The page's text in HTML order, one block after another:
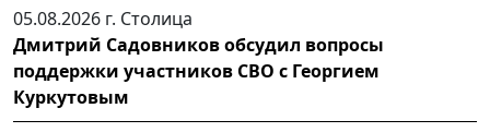
05.08.2026 г. Столица
Дмитрий Садовников обсудил вопросы
поддержки участников СВО с Георгием
Куркутовым